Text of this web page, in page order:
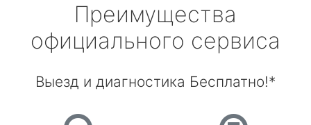
Преимущества
официального сервиса
Выезд и диагностика Бесплатно!*